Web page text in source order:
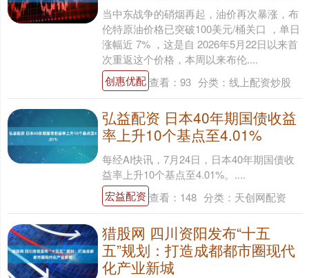
当中东战争的硝烟再起，油价再次暴涨，布
伦特原油价格已突破100美元/桶关口 ，单日
涨幅近 7% ，这是自 2026年5月22日以来首
次重返这个价格，本周以来布伦....
创惠优配查看： 93 分类： 线上配资炒股
弘益配资 日本40年期国债收益
率上升10个基点至4.01%
每经AI快讯，7月24日，日本40年期国债收
益率上升10个基点至4.01%。....
宏益配资 查看： 148 分类： 天创网配资
猎股网 四川资阳发布“十五
五”规划：打造成都都市圈现代
化产业新城